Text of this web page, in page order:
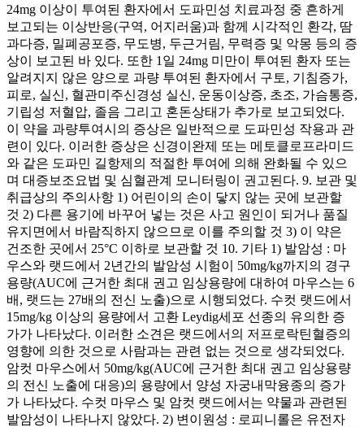
24mg 이상이 투여된 환자에서 도파민성 치료과정 중 흔하게
보고되는 이상반응(구역, 어지러움)과 함께 시각적인 환각, 땀
과다증, 밀폐공포증, 무도병, 두근거림, 무력증 및 악몽 등의 증
상이 보고된 바 있다. 또한 1일 24mg 미만이 투여된 환자 또는
알려지지 않은 양으로 과량 투여된 환자에서 구토, 기침증가,
피로, 실신, 혈관미주신경성 실신, 운동이상증, 초조, 가슴통증,
기립성 저혈압, 졸음 그리고 혼돈상태가 추가로 보고되었다.
이 약을 과량투여시의 증상은 일반적으로 도파민성 작용과 관
련이 있다. 이러한 증상은 신경이완제 또는 메토클로프라미드
와 같은 도파민 길항제의 적절한 투여에 의해 완화될 수 있으
며 대증보조요법 및 심혈관계 모니터링이 권고된다. 9. 보관 및
취급상의 주의사항 1) 어린이의 손이 닿지 않는 곳에 보관할
것 2) 다른 용기에 바꾸어 넣는 것은 사고 원인이 되거나 품질
유지면에서 바람직하지 않으므로 이를 주의할 것 3) 이 약은
건조한 곳에서 25°C 이하로 보관할 것 10. 기타 1) 발암성 : 마
우스와 랫드에서 2년간의 발암성 시험이 50mg/kg까지의 경구
용량(AUC에 근거한 최대 권고 임상용량에 대하여 마우스는 6
배, 랫드는 27배의 전신 노출)으로 시행되었다. 수컷 랫드에서
15mg/kg 이상의 용량에서 고환 Leydig세포 선종의 유의한 증
가가 나타났다. 이러한 소견은 랫드에서의 저프로락틴혈증의
영향에 의한 것으로 사람과는 관련 없는 것으로 생각되었다.
암컷 마우스에서 50mg/kg(AUC에 근거한 최대 권고 임상용량
의 전신 노출에 대응)의 용량에서 양성 자궁내막융종의 증가
가 나타났다. 수컷 마우스 및 암컷 랫드에서는 약물과 관련된
발암성이 나타나지 않았다. 2) 변이원성 : 로피니롤은 유전자